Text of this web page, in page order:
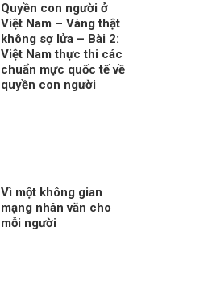
Quyền con người ở
Việt Nam – Vàng thật
không sợ lửa – Bài 2:
Việt Nam thực thi các
chuẩn mực quốc tế về
quyền con người
Vì một không gian
mạng nhân văn cho
mỗi người